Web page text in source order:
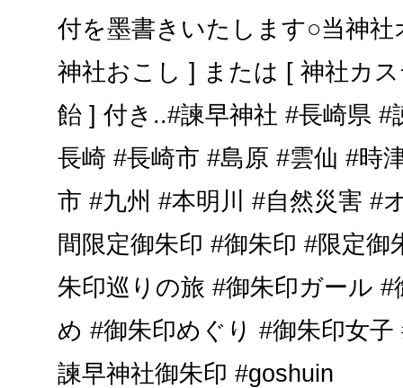
付を墨書きいたします○当神
神社おこし ] または [ 神社カ
飴 ] 付き..#諫早神社 #長崎県 #
長崎 #長崎市 #島原 #雲仙 #時
市 #九州 #本明川 #自然災害 #
間限定御朱印 #御朱印 #限定御
朱印巡りの旅 #御朱印ガール
め #御朱印めぐり #御朱印女
諫早神社御朱印 #goshuin